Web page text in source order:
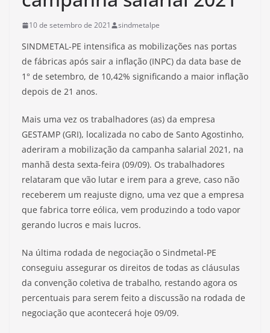
10 de setembro de 2021 sindmetalpe
SINDMETAL-PE intensifica as mobilizações nas portas
de fábricas após sair a inflação (INPC) da data base de
1° de setembro, de 10,42% significando a maior inflação
depois de 21 anos.
Mais uma vez os trabalhadores (as) da empresa
GESTAMP (GRI), localizada no cabo de Santo Agostinho,
aderiram a mobilização da campanha salarial 2021, na
manhã desta sexta-feira (09/09). Os trabalhadores
relataram que vão lutar e irem para a greve, caso não
receberem um reajuste digno, uma vez que a empresa
que fabrica torre eólica, vem produzindo a todo vapor
gerando lucros e mais lucros.
Na última rodada de negociação o Sindmetal-PE
conseguiu assegurar os direitos de todas as cláusulas
da convenção coletiva de trabalho, restando agora os
percentuais para serem feito a discussão na rodada de
negociação que acontecerá hoje 09/09.